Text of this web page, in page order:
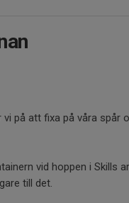
på att fixa på våra spår
vid hoppen i Skills
till det.